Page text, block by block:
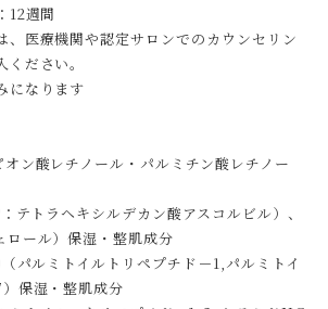
12週間
医療機関や認定サロンでのカウンセリン
ださい。
になります
ン酸レチノール・パルミチン酸レチノー
トラヘキシルデカン酸アスコルビル）、
ロール）保湿・整肌成分
パルミトイルトリペプチド－1,パルミトイ
保湿・整肌成分